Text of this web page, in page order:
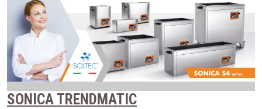
Image
SONICA TRENDMATIC